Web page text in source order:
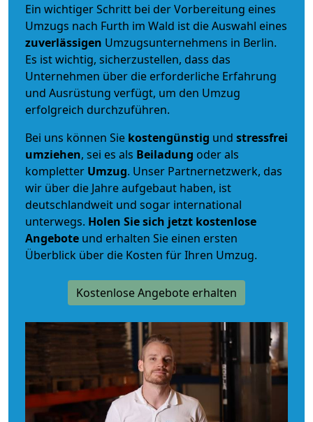
Ein wichtiger Schritt bei der Vorbereitung eines
Umzugs nach Furth im Wald ist die Auswahl eines
zuverlässigen Umzugsunternehmens in Berlin.
Es ist wichtig, sicherzustellen, dass das
Unternehmen über die erforderliche Erfahrung
und Ausrüstung verfügt, um den Umzug
erfolgreich durchzuführen.
Bei uns können Sie kostengünstig und stressfrei
umziehen, sei es als Beiladung oder als
kompletter Umzug. Unser Partnernetzwerk, das
wir über die Jahre aufgebaut haben, ist
deutschlandweit und sogar international
unterwegs. Holen Sie sich jetzt kostenlose
Angebote und erhalten Sie einen ersten
Überblick über die Kosten für Ihren Umzug.
Kostenlose Angebote erhalten